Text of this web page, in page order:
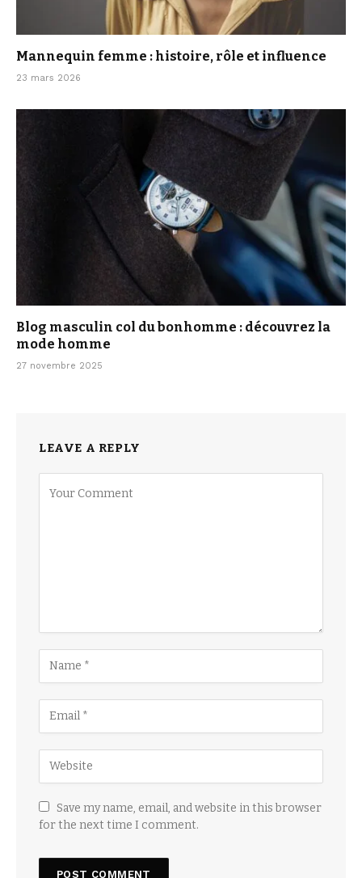
Mannequin femme : histoire, rôle et influence
23 mars 2026
Blog masculin col du bonhomme : découvrez la
mode homme
27 novembre 2025
LEAVE A REPLY
Save my name, email, and website in this browser
for the next time I comment.